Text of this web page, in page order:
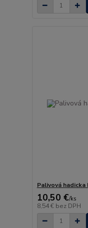
Palivová hadicka
10,50 €/ks
8,54 € bez DPH